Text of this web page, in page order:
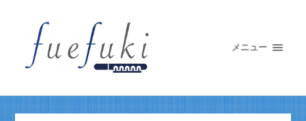
メニュー